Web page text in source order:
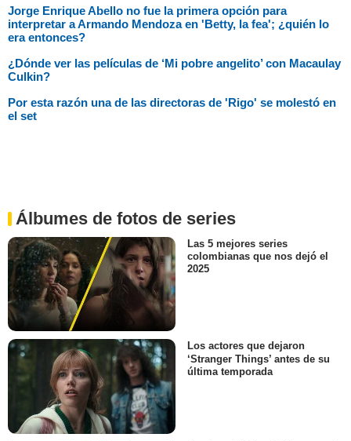
Jorge Enrique Abello no fue la primera opción para
interpretar a Armando Mendoza en 'Betty, la fea'; ¿quién lo
era entonces?
¿Dónde ver las películas de ‘Mi pobre angelito’ con Macaulay
Culkin?
Por esta razón una de las directoras de 'Rigo' se molestó en
el set
Álbumes de fotos de series
Las 5 mejores series
colombianas que nos dejó el
2025
Los actores que dejaron
‘Stranger Things’ antes de su
última temporada